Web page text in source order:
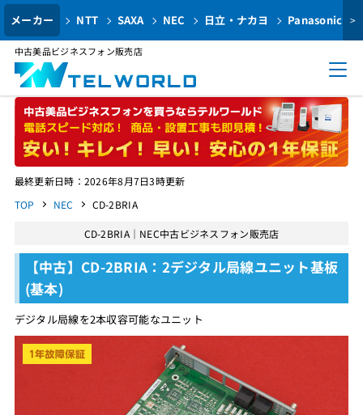
メーカー NTT SAXA NEC 日立・ナカヨ Panasonic >
中古美品ビジネスフォン販売店
最終更新日時：2026年8月7日3時更新
TOP
NEC CD-2BRIA
CD-2BRIA｜NEC中古ビジネスフォン販売店
【中古】CD-2BRIA：2デジタル局線ユニット基板
(基本)
デジタル局線を2本収容可能なユニット